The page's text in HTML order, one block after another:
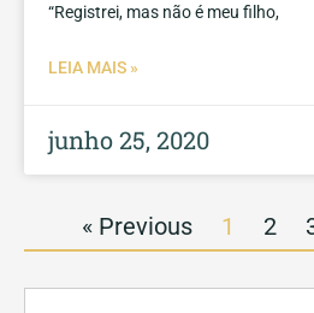
“Registrei, mas não é meu filho,
LEIA MAIS »
junho 25, 2020
« Previous 1 2